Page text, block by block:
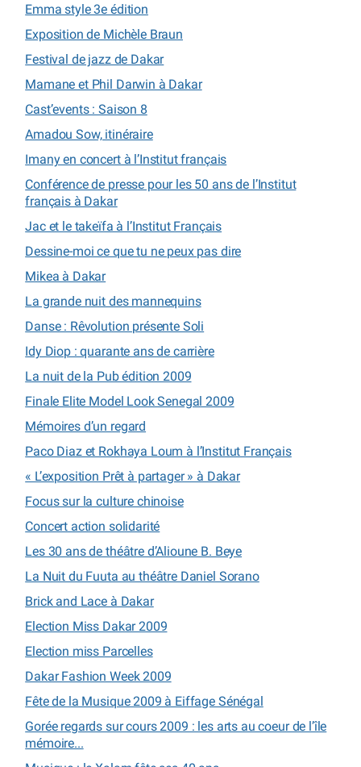
Emma style 3e édition
Exposition de Michèle Braun
Festival de jazz de Dakar
Mamane et Phil Darwin à Dakar
Cast’events : Saison 8
Amadou Sow, itinéraire
Imany en concert à l’Institut français
Conférence de presse pour les 50 ans de l’Institut
français à Dakar
Jac et le takeïfa à l’Institut Français
Dessine-moi ce que tu ne peux pas dire
Mikea à Dakar
La grande nuit des mannequins
Danse : Rêvolution présente Soli
Idy Diop : quarante ans de carrière
La nuit de la Pub édition 2009
Finale Elite Model Look Senegal 2009
Mémoires d’un regard
Paco Diaz et Rokhaya Loum à l’Institut Français
« L’exposition Prêt à partager » à Dakar
Focus sur la culture chinoise
Concert action solidarité
Les 30 ans de théâtre d’Alioune B. Beye
La Nuit du Fuuta au théâtre Daniel Sorano
Brick and Lace à Dakar
Election Miss Dakar 2009
Election miss Parcelles
Dakar Fashion Week 2009
Fête de la Musique 2009 à Eiffage Sénégal
Gorée regards sur cours 2009 : les arts au coeur de l’île
mémoire...